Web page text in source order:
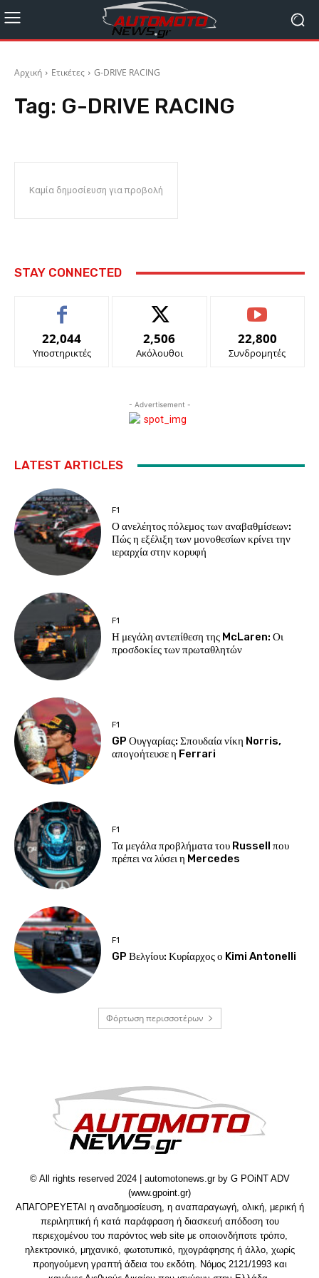
Αρχική Ετικέτες G-DRIVE RACING
Tag: G-DRIVE RACING
Καμία δημοσίευση για προβολή
STAY CONNECTED
22,044
Υποστηρικτές
2,506
Ακόλουθοι
22,800
Συνδρομητές
- Advertisement -
LATEST ARTICLES
F1
Ο ανελέητος πόλεμος των αναβαθμίσεων:
Πώς η εξέλιξη των μονοθεσίων κρίνει την
ιεραρχία στην κορυφή
F1
Η μεγάλη αντεπίθεση της McLaren: Οι
προσδοκίες των πρωταθλητών
F1
GP Ουγγαρίας: Σπουδαία νίκη Norris,
απογοήτευσε η Ferrari
F1
Τα μεγάλα προβλήματα του Russell που
πρέπει να λύσει η Mercedes
F1
GP Βελγίου: Κυρίαρχος ο Kimi Antonelli
Φόρτωση περισσοτέρων
© All rights reserved 2024 | automotonews.gr by G POiNT ADV
(www.gpoint.gr)
ΑΠΑΓΟΡΕΥΕΤΑΙ η αναδημοσίευση, η αναπαραγωγή, ολική, μερική ή
περιληπτική ή κατά παράφραση ή διασκευή απόδοση του
περιεχομένου του παρόντος web site με οποιονδήποτε τρόπο,
ηλεκτρονικό, μηχανικό, φωτοτυπικό, ηχογράφησης ή άλλο, χωρίς
προηγούμενη γραπτή άδεια του εκδότη. Νόμος 2121/1993 και